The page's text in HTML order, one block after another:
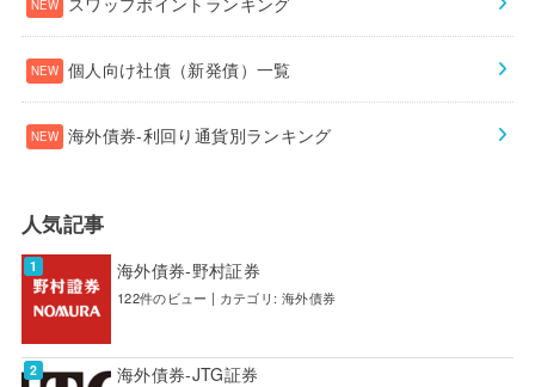
個人向け社債（新発債）一覧
海外債券-利回り通貨別ランキング
人気記事
海外債券-野村証券
122件のビュー | カテゴリ: 海外債券
海外債券-JTG証券